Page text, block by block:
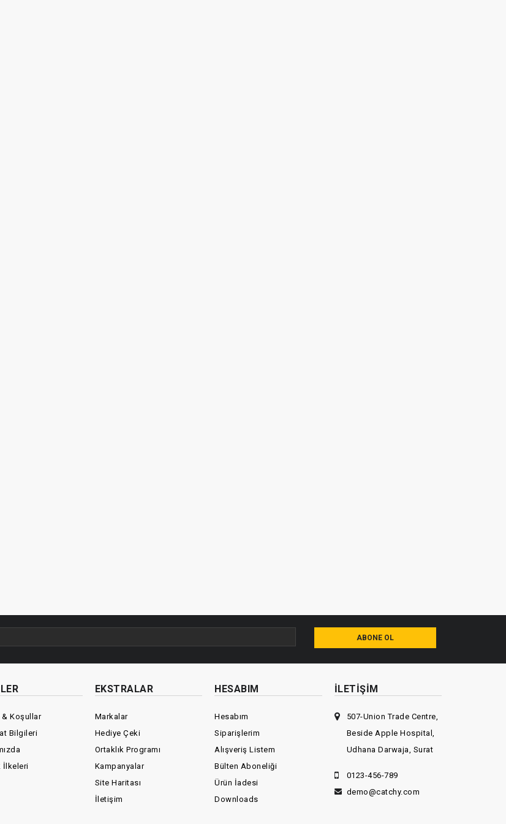
ABONE OL
& Koşullar
Bilgileri
İlkeleri
EKSTRALAR
Markalar
Hediye Çeki
Ortaklık Programı
Kampanyalar
Site Haritası
İletişim
HESABIM
Hesabım
Siparişlerim
Alışveriş Listem
Bülten Aboneliği
Ürün İadesi
Downloads
İLETIŞIM
507-Union Trade Centre,
Beside Apple Hospital,
Udhana Darwaja, Surat
0123-456-789
demo@catchy.com